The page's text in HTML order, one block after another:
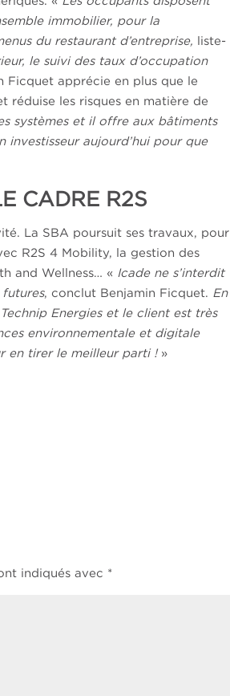
immobilier, pour la
du restaurant d’entreprise, liste-
le suivi des taux d’occupation
Ficquet apprécie en plus que le
réduise les risques en matière de
systèmes et il offre aux bâtiments
investisseur aujourd’hui pour que
CADRE R2S
La SBA poursuit ses travaux, pour
R2S 4 Mobility, la gestion des
and Wellness… « Icade ne s’interdit
futures, conclut Benjamin Ficquet. En
Energies et le client est très
environnementale et digitale
en tirer le meilleur parti !»
indiqués avec *